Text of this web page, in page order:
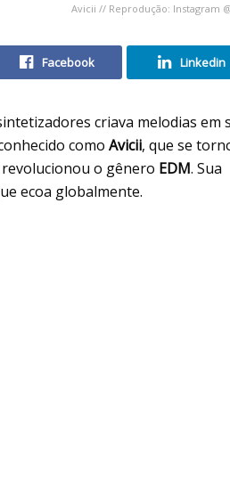
Avicii // Reprodução: Instagram
Facebook Linkedin
criava melodias em
como Avicii, que se
revolucionou o gênero EDM. Sua
ecoa globalmente.